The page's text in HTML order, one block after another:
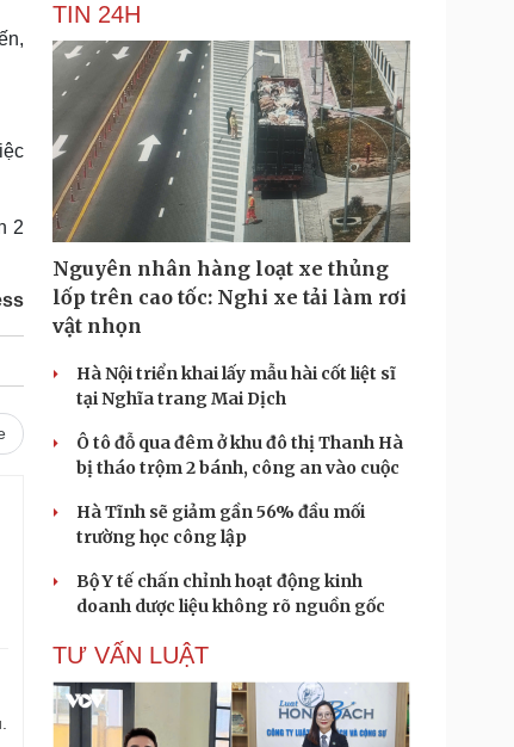
2
TIN 24H
Nguyên nhân hàng loạt xe thủng
lốp trên cao tốc: Nghi xe tải làm rơi
vật nhọn
Hà Nội triển khai lấy mẫu hài cốt liệt sĩ
tại Nghĩa trang Mai Dịch
Ô tô đỗ qua đêm ở khu đô thị Thanh Hà
bị tháo trộm 2 bánh, công an vào cuộc
Hà Tĩnh sẽ giảm gần 56% đầu mối
trường học công lập
Bộ Y tế chấn chỉnh hoạt động kinh
doanh dược liệu không rõ nguồn gốc
TƯ VẤN LUẬT